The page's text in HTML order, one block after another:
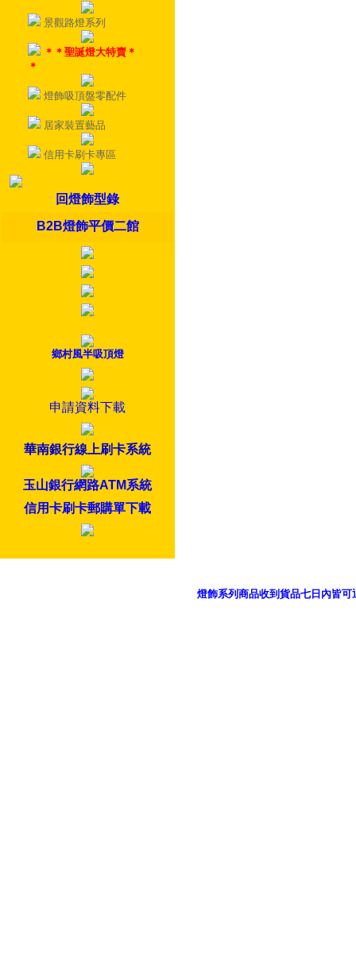
景觀路燈系列
＊＊聖誕燈大特賣＊
＊
燈飾吸頂盤零配件
居家裝置藝品
信用卡刷卡專區
回燈飾型錄
B2B燈飾平價二館
鄉村風半吸頂燈
申請資料下載
華南銀行線上刷卡系統
玉山銀行網路ATM系統
信用卡刷卡郵購單下載
燈飾系列商品收到貨品七日內皆